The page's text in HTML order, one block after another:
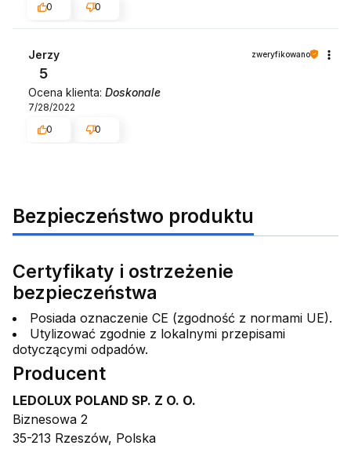
0
0
Jerzy zweryfikowano
5
Ocena klienta: Doskonale
7/28/2022
0
0
Bezpieczeństwo produktu
Certyfikaty i ostrzeżenie
bezpieczeństwa
Posiada oznaczenie CE (zgodność z normami UE).
Utylizować zgodnie z lokalnymi przepisami
dotyczącymi odpadów.
Producent
LEDOLUX POLAND SP. Z O. O.
Biznesowa 2
35-213 Rzeszów, Polska